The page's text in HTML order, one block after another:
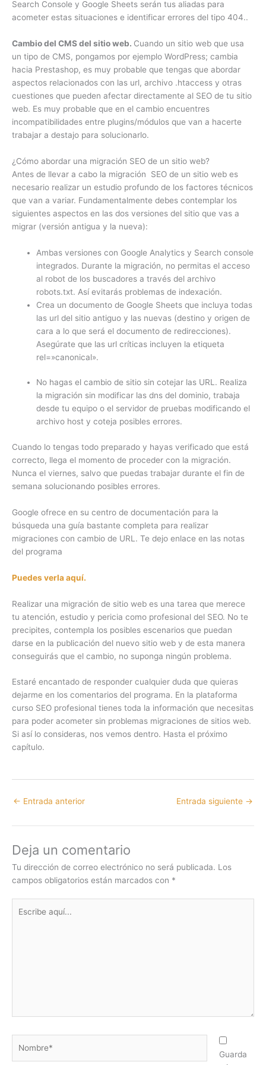
Search Console y Google Sheets serán tus aliadas para
acometer estas situaciones e identificar errores del tipo 404..
Cambio del CMS del sitio web. Cuando un sitio web que usa
un tipo de CMS, pongamos por ejemplo WordPress; cambia
hacia Prestashop, es muy probable que tengas que abordar
aspectos relacionados con las url, archivo .htaccess y otras
cuestiones que pueden afectar directamente al SEO de tu sitio
web. Es muy probable que en el cambio encuentres
incompatibilidades entre plugins/módulos que van a hacerte
trabajar a destajo para solucionarlo.
¿Cómo abordar una migración SEO de un sitio web?
Antes de llevar a cabo la migración SEO de un sitio web es
necesario realizar un estudio profundo de los factores técnicos
que van a variar. Fundamentalmente debes contemplar los
siguientes aspectos en las dos versiones del sitio que vas a
migrar (versión antigua y la nueva):
Ambas versiones con Google Analytics y Search console
integrados. Durante la migración, no permitas el acceso
al robot de los buscadores a través del archivo
robots.txt. Así evitarás problemas de indexación.
Crea un documento de Google Sheets que incluya todas
las url del sitio antiguo y las nuevas (destino y origen de
cara a lo que será el documento de redirecciones).
Asegúrate que las url críticas incluyen la etiqueta
rel=»canonical».
No hagas el cambio de sitio sin cotejar las URL. Realiza
la migración sin modificar las dns del dominio, trabaja
desde tu equipo o el servidor de pruebas modificando el
archivo host y coteja posibles errores.
Cuando lo tengas todo preparado y hayas verificado que está
correcto, llega el momento de proceder con la migración.
Nunca el viernes, salvo que puedas trabajar durante el fin de
semana solucionando posibles errores.
Google ofrece en su centro de documentación para la
búsqueda una guía bastante completa para realizar
migraciones con cambio de URL. Te dejo enlace en las notas
del programa
Puedes verla aquí.
Realizar una migración de sitio web es una tarea que merece
tu atención, estudio y pericia como profesional del SEO. No te
precipites, contempla los posibles escenarios que puedan
darse en la publicación del nuevo sitio web y de esta manera
conseguirás que el cambio, no suponga ningún problema.
Estaré encantado de responder cualquier duda que quieras
dejarme en los comentarios del programa. En la plataforma
curso SEO profesional tienes toda la información que necesitas
para poder acometer sin problemas migraciones de sitios web.
Si así lo consideras, nos vemos dentro. Hasta el próximo
capítulo.
← Entrada anterior Entrada siguiente →
Deja un comentario
Tu dirección de correo electrónico no será publicada. Los
campos obligatorios están marcados con *
aquí...
Guarda